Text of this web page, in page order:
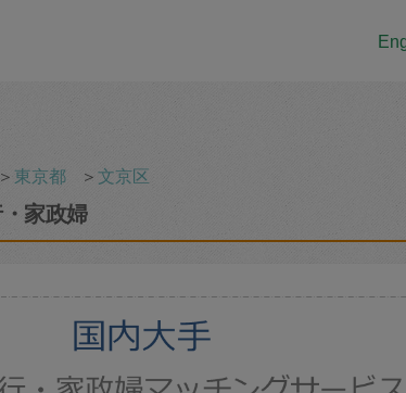
＞ 東京都 ＞文京区
家政婦